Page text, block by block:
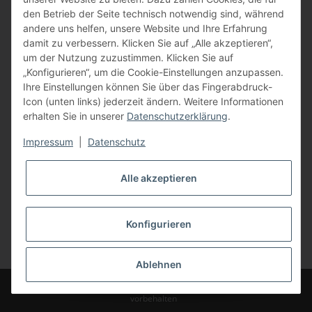
* Alle Preise inkl. gesetzlicher USt., zzgl.Versand
© Bauer-Systemtechnik GmbH - Technische Änderungen und Irrtümer
vorbehalten
den Betrieb der Seite technisch notwendig sind, während
andere uns helfen, unsere Website und Ihre Erfahrung
damit zu verbessern. Klicken Sie auf „Alle akzeptieren“,
um der Nutzung zuzustimmen. Klicken Sie auf
„Konfigurieren“, um die Cookie-Einstellungen anzupassen.
Ihre Einstellungen können Sie über das Fingerabdruck-
Icon (unten links) jederzeit ändern. Weitere Informationen
erhalten Sie in unserer Datenschutzerklärung.
Impressum Datenschutz
Alle akzeptieren
Konfigurieren
Ablehnen